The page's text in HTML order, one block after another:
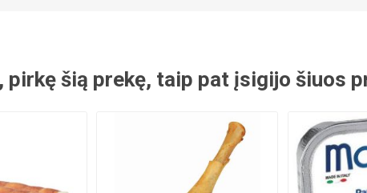
pirkę šią prekę, taip pat įsigijo šiuos